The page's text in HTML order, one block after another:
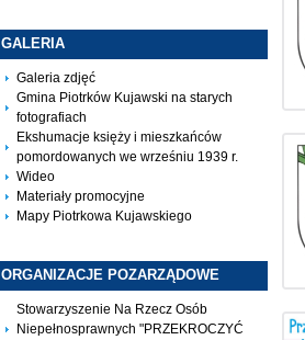
GALERIA
Galeria zdjęć
Gmina Piotrków Kujawski na starych
fotografiach
Ekshumacje księży i mieszkańców
pomordowanych we wrześniu 1939 r.
Wideo
Materiały promocyjne
Mapy Piotrkowa Kujawskiego
ORGANIZACJE POZARZĄDOWE
Stowarzyszenie Na Rzecz Osób
Niepełnosprawnych "PRZEKROCZYĆ